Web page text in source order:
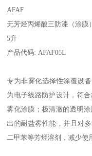
AFAF
无芳烃丙烯酸三防漆（涂膜）
5升
产品代码: AFAF05L
专为非雾化选择性涂覆设
为电子线路防护设计，符
雾化涂膜；极清澈的透明
出的耐盐雾性能，并且对
二甲苯等芳烃溶剂，减少使